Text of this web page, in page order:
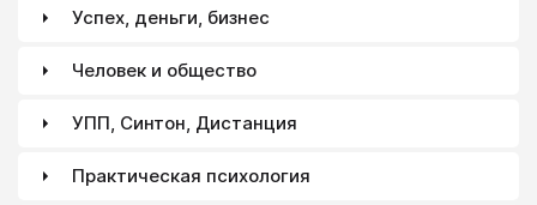
Успех, деньги, бизнес
Человек и общество
УПП, Синтон, Дистанция
Практическая психология